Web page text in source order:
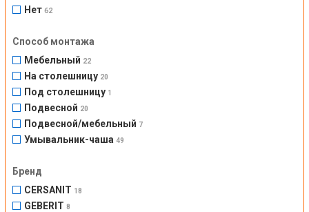
Нет 62
Способ монтажа
Мебельный 22
На столешницу 20
Под столешницу 1
Подвесной 20
Подвесной/мебельный 7
Умывальник-чаша 49
Бренд
CERSANIT 18
GEBERIT 8